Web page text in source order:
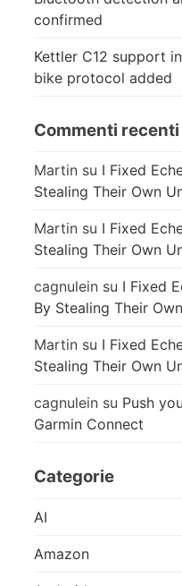
confirmed
Kettler C12 support
bike protocol added
Commenti recenti
Martin su I Fixed
Stealing Their Own
Martin su I Fixed
Stealing Their Own
cagnulein su I Fixed
By Stealing Their
Martin su I Fixed
Stealing Their Own
cagnulein su Push
Garmin Connect
Categorie
AI
Amazon